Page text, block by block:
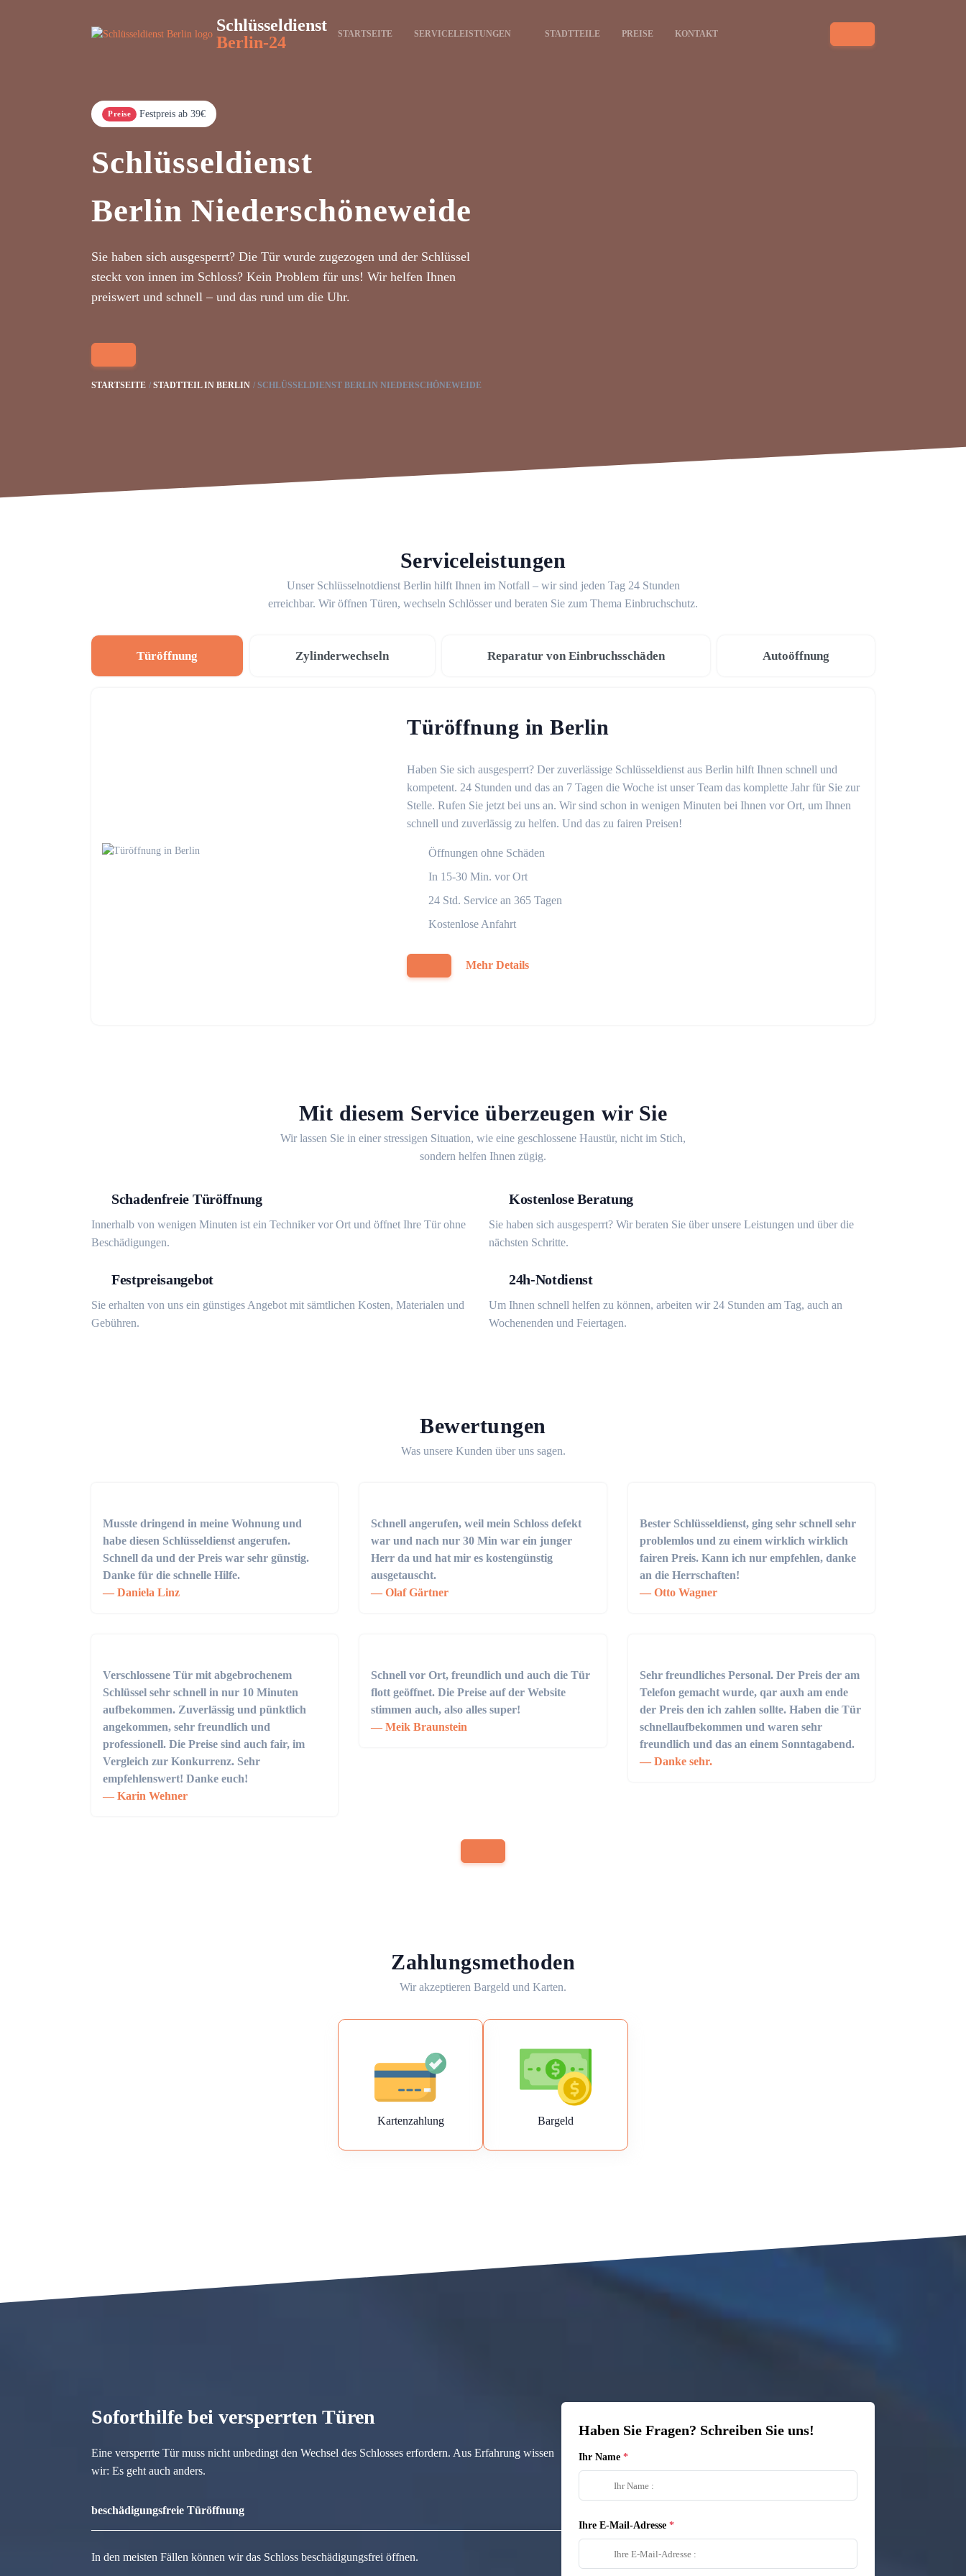
Schlüsseldienst
Berlin-24
STARTSEITE SERVICELEISTUNGEN STADTTEILE PREISE KONTAKT
Preise Festpreis ab 39€
Schlüsseldienst
Berlin Niederschöneweide
Sie haben sich ausgesperrt? Die Tür wurde zugezogen und der Schlüssel
steckt von innen im Schloss? Kein Problem für uns! Wir helfen Ihnen
preiswert und schnell – und das rund um die Uhr.
STARTSEITE STADTTEIL IN BERLIN SCHLÜSSELDIENST BERLIN NIEDERSCHÖNEWEIDE
Serviceleistungen
Unser Schlüsselnotdienst Berlin hilft Ihnen im Notfall – wir sind jeden Tag 24 Stunden
erreichbar. Wir öffnen Türen, wechseln Schlösser und beraten Sie zum Thema Einbruchschutz.
Türöffnung Zylinderwechseln Reparatur von Einbruchsschäden Autoöffnung
Türöffnung in Berlin
Haben Sie sich ausgesperrt? Der zuverlässige Schlüsseldienst aus Berlin hilft Ihnen schnell und
kompetent. 24 Stunden und das an 7 Tagen die Woche ist unser Team das komplette Jahr für Sie zur
Stelle. Rufen Sie jetzt bei uns an. Wir sind schon in wenigen Minuten bei Ihnen vor Ort, um Ihnen
schnell und zuverlässig zu helfen. Und das zu fairen Preisen!
Öffnungen ohne Schäden
In 15-30 Min. vor Ort
24 Std. Service an 365 Tagen
Kostenlose Anfahrt
Mehr Details
Mit diesem Service überzeugen wir Sie
Wir lassen Sie in einer stressigen Situation, wie eine geschlossene Haustür, nicht im Stich,
sondern helfen Ihnen zügig.
Schadenfreie Türöffnung
Innerhalb von wenigen Minuten ist ein Techniker vor Ort und öffnet Ihre Tür ohne
Beschädigungen.
Kostenlose Beratung
Sie haben sich ausgesperrt? Wir beraten Sie über unsere Leistungen und über die
nächsten Schritte.
Festpreisangebot
Sie erhalten von uns ein günstiges Angebot mit sämtlichen Kosten, Materialen und
Gebühren.
24h-Notdienst
Um Ihnen schnell helfen zu können, arbeiten wir 24 Stunden am Tag, auch an
Wochenenden und Feiertagen.
Bewertungen
Was unsere Kunden über uns sagen.
Musste dringend in meine Wohnung und
habe diesen Schlüsseldienst angerufen.
Schnell da und der Preis war sehr günstig.
Danke für die schnelle Hilfe.
Daniela Linz
Schnell angerufen, weil mein Schloss defekt
war und nach nur 30 Min war ein junger
Herr da und hat mir es kostengünstig
ausgetauscht.
Olaf Gärtner
Bester Schlüsseldienst, ging sehr schnell sehr
problemlos und zu einem wirklich wirklich
fairen Preis. Kann ich nur empfehlen, danke
an die Herrschaften!
Otto Wagner
Verschlossene Tür mit abgebrochenem
Schlüssel sehr schnell in nur 10 Minuten
aufbekommen. Zuverlässig und pünktlich
angekommen, sehr freundlich und
professionell. Die Preise sind auch fair, im
Vergleich zur Konkurrenz. Sehr
empfehlenswert! Danke euch!
Karin Wehner
Schnell vor Ort, freundlich und auch die Tür
flott geöffnet. Die Preise auf der Website
stimmen auch, also alles super!
Meik Braunstein
Sehr freundliches Personal. Der Preis der am
Telefon gemacht wurde, qar auxh am ende
der Preis den ich zahlen sollte. Haben die Tür
schnellaufbekommen und waren sehr
freundlich und das an einem Sonntagabend.
Danke sehr.
Zahlungsmethoden
Wir akzeptieren Bargeld und Karten.
Kartenzahlung Bargeld
Soforthilfe bei versperrten Türen
Eine versperrte Tür muss nicht unbedingt den Wechsel des Schlosses erfordern. Aus Erfahrung wissen
wir: Es geht auch anders.
beschädigungsfreie Türöffnung
In den meisten Fällen können wir das Schloss beschädigungsfrei öffnen.
Haben Sie Fragen? Schreiben Sie uns!
Ihr Name
Ihre E-Mail-Adresse